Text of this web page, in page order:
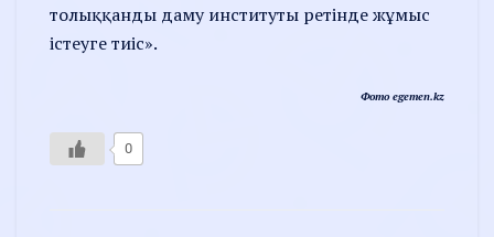
толыққанды даму институты ретінде жұмыс
істеуге тиіс».
Фото egemen.kz
0